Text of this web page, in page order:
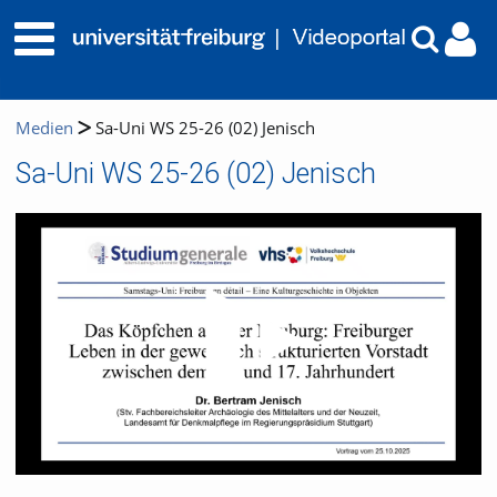
Medien Sa-Uni WS 25-26 (02) Jenisch
Sa-Uni WS 25-26 (02) Jenisch